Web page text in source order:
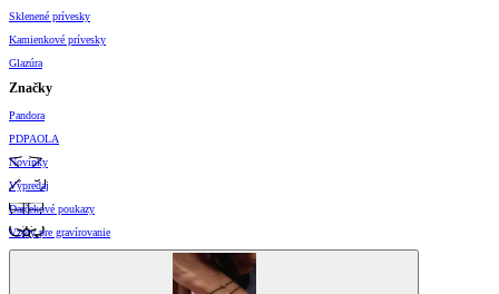
Sklenené prívesky
Kamienkové prívesky
Glazúra
Značky
Pandora
PDPAOLA
Novinky
Výpredaj
Darčekové poukazy
Vzory pre gravírovanie